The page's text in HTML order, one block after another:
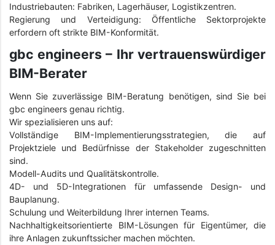
Industriebauten: Fabriken, Lagerhäuser, Logistikzentren.
Regierung und Verteidigung: Öffentliche Sektorprojekte
erfordern oft strikte BIM-Konformität.
gbc engineers – Ihr vertrauenswürdiger
BIM-Berater
Wenn Sie zuverlässige BIM-Beratung benötigen, sind Sie bei
gbc engineers genau richtig.
Wir spezialisieren uns auf:
Vollständige BIM-Implementierungsstrategien, die auf
Projektziele und Bedürfnisse der Stakeholder zugeschnitten
sind.
Modell-Audits und Qualitätskontrolle.
4D- und 5D-Integrationen für umfassende Design- und
Bauplanung.
Schulung und Weiterbildung Ihrer internen Teams.
Nachhaltigkeitsorientierte BIM-Lösungen für Eigentümer, die
ihre Anlagen zukunftssicher machen möchten.